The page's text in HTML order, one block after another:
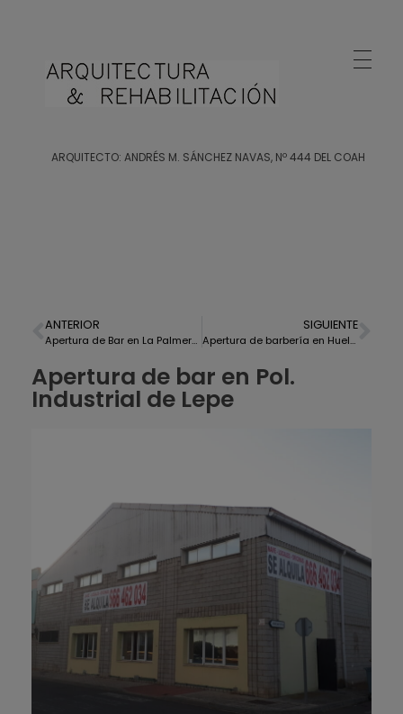
ARQUITECTO: ANDRÉS M. SÁNCHEZ NAVAS, Nº 444 DEL COAH
ANTERIOR
Apertura de Bar en La Palmera, Huelva
SIGUIENTE
Apertura de barbería en Huelva
Apertura de bar en Pol.
Industrial de Lepe